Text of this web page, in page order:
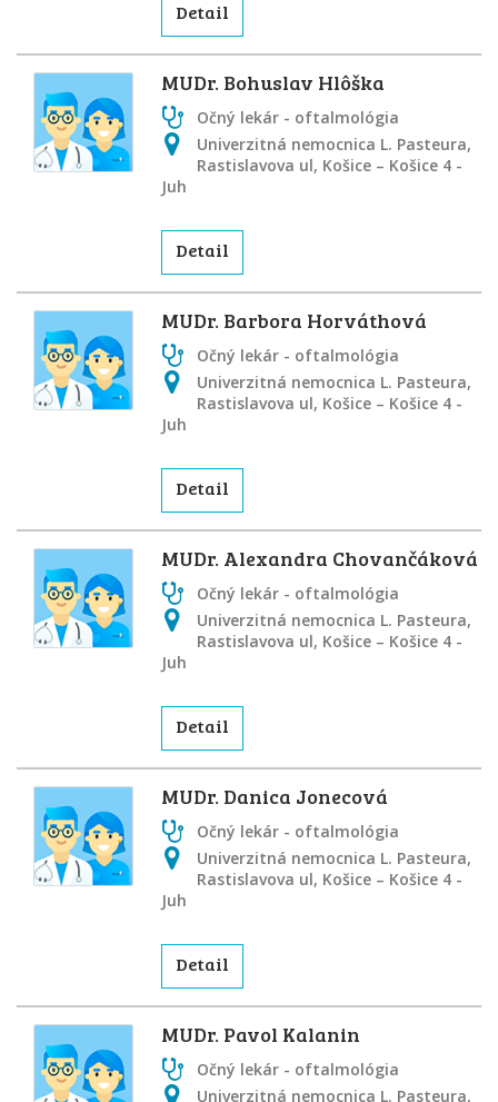
Detail
MUDr. Bohuslav Hlôška
Očný lekár - oftalmológia
Univerzitná nemocnica L. Pasteura,
Rastislavova ul, Košice – Košice 4 -
Juh
Detail
MUDr. Barbora Horváthová
Očný lekár - oftalmológia
Univerzitná nemocnica L. Pasteura,
Rastislavova ul, Košice – Košice 4 -
Juh
Detail
MUDr. Alexandra Chovančáková
Očný lekár - oftalmológia
Univerzitná nemocnica L. Pasteura,
Rastislavova ul, Košice – Košice 4 -
Juh
Detail
MUDr. Danica Jonecová
Očný lekár - oftalmológia
Univerzitná nemocnica L. Pasteura,
Rastislavova ul, Košice – Košice 4 -
Juh
Detail
MUDr. Pavol Kalanin
Očný lekár - oftalmológia
Univerzitná nemocnica L. Pasteura,